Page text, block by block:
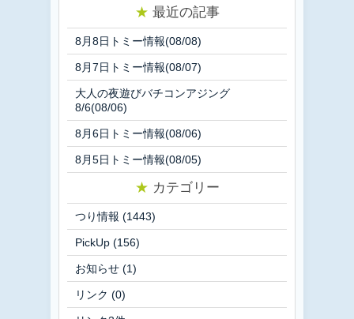
★ 最近の記事
8月8日トミー情報(08/08)
8月7日トミー情報(08/07)
大人の夜遊びバチコンアジング
8/6(08/06)
8月6日トミー情報(08/06)
8月5日トミー情報(08/05)
★ カテゴリー
つり情報 (1443)
PickUp (156)
お知らせ (1)
リンク (0)